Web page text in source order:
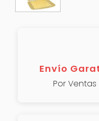
Envío
Por Ventas